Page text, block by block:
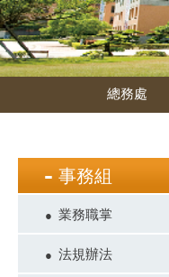
總務處
事務組
業務職掌
法規辦法